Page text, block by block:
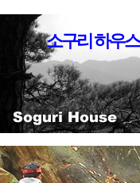
소구리 하우스